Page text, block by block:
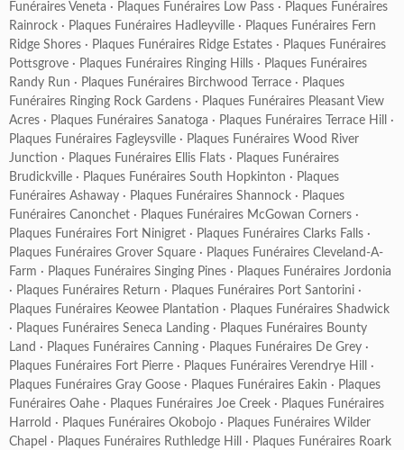
Funéraires Veneta · Plaques Funéraires Low Pass · Plaques Funéraires
Rainrock · Plaques Funéraires Hadleyville · Plaques Funéraires Fern
Ridge Shores · Plaques Funéraires Ridge Estates · Plaques Funéraires
Pottsgrove · Plaques Funéraires Ringing Hills · Plaques Funéraires
Randy Run · Plaques Funéraires Birchwood Terrace · Plaques
Funéraires Ringing Rock Gardens · Plaques Funéraires Pleasant View
Acres · Plaques Funéraires Sanatoga · Plaques Funéraires Terrace Hill
·
Plaques Funéraires Fagleysville · Plaques Funéraires Wood River
Junction · Plaques Funéraires Ellis Flats · Plaques Funéraires
Brudickville · Plaques Funéraires South Hopkinton · Plaques
Funéraires Ashaway · Plaques Funéraires Shannock · Plaques
Funéraires Canonchet · Plaques Funéraires McGowan Corners ·
Plaques Funéraires Fort Ninigret · Plaques Funéraires Clarks Falls ·
Plaques Funéraires Grover Square · Plaques Funéraires Cleveland-A-
Farm · Plaques Funéraires Singing Pines · Plaques Funéraires Jordonia
· Plaques Funéraires Return · Plaques Funéraires Port Santorini ·
Plaques Funéraires Keowee Plantation · Plaques Funéraires Shadwick
· Plaques Funéraires Seneca Landing · Plaques Funéraires Bounty
Land · Plaques Funéraires Canning · Plaques Funéraires De Grey ·
Plaques Funéraires Fort Pierre · Plaques Funéraires Verendrye Hill
·
Plaques Funéraires Gray Goose · Plaques Funéraires Eakin · Plaques
Funéraires Oahe · Plaques Funéraires Joe Creek · Plaques Funéraires
Harrold · Plaques Funéraires Okobojo · Plaques Funéraires Wilder
Chapel · Plaques Funéraires Ruthledge Hill · Plaques Funéraires Roark